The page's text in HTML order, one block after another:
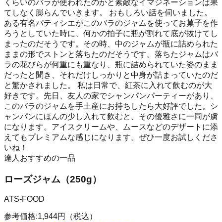
くらいのバラが使われたのかと素敵なイマジネーションは果
てしなく膨らんでいきます。 おもしろい話を伺いました。
ある有名パティシエがこのバラのジャムを使ってお菓子を作
ろうとしていた時に、何かの拍子に瓶が割れて底が抜けてし
まったのだそうです。その時、中のジャムが瓶に詰められた
ままの形でストンと落ちたのだそうです。落ちたジャムはバ
ラの花びらが何重にも重なり、瓶に詰められていた姿のまま
だったと聞き、それだけしっかりと中身が詰まっていたのだ
と驚かされました。 私は日常で、紅茶に入れて飲むのが大
好きです。先日、友人の家でシャンパンパーティーがあり、
このバラのジャムを手土産にお持ちしたら大好評でした。シ
ャンパンにほんの少し入れて飲むと、その優雅さに一同が虜
になります。アイスクリームや、ムースなどのデザートに添
えてもプレミアムな感じになります。ぜひ一度お試しくださ
いね！
達人おすすめの一品
ローズジャム（250g）
ATS-FOOD
参考価格:1,944円
（税込）